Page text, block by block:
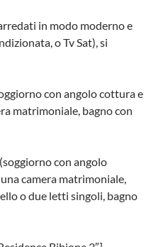
in modo moderno e
o Tv Sat), si
con angolo cottura e
matrimoniale, bagno con
(soggiorno con angolo
camera matrimoniale,
o due letti singoli, bagno